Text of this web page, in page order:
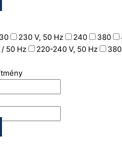
230 V, 50 Hz 240 380
50 Hz
220-240 V, 50 Hz